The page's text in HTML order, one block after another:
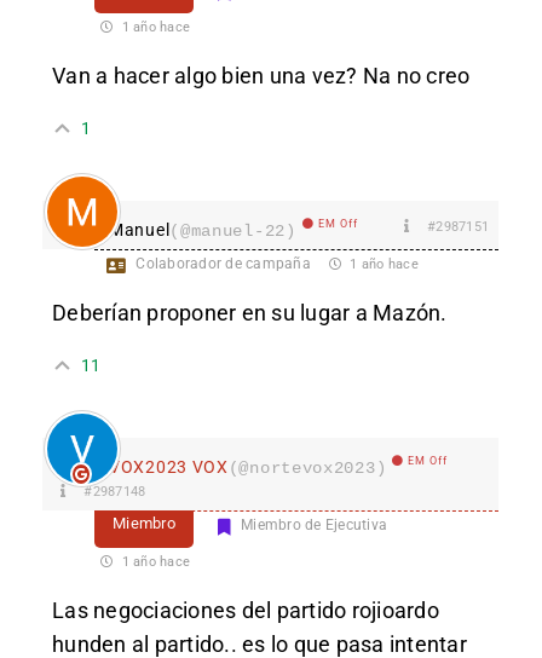
1 año hace
Van a hacer algo bien una vez? Na no creo
1
Manuel(@manuel-22) EM Off #2987151
Colaborador de campaña 1 año hace
Deberían proponer en su lugar a Mazón.
11
VOX2023 VOX (@nortevox2023) EM Off
#2987148
Miembro Miembro de Ejecutiva
1 año hace
Las negociaciones del partido rojioardo
hunden al partido.. es lo que pasa intentar